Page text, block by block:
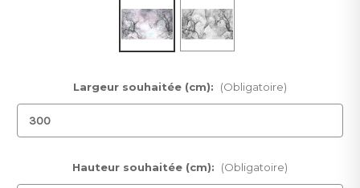
Largeur souhaitée (cm): (Obligatoire)
Hauteur souhaitée (cm): (Obligatoire)